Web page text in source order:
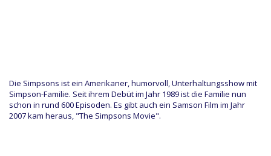
Die Simpsons ist ein Amerikaner, humorvoll, Unterhaltungsshow mit
Simpson-Familie. Seit ihrem Debüt im Jahr 1989 ist die Familie nun
schon in rund 600 Episoden. Es gibt auch ein Samson Film im Jahr
2007 kam heraus, "The Simpsons Movie".